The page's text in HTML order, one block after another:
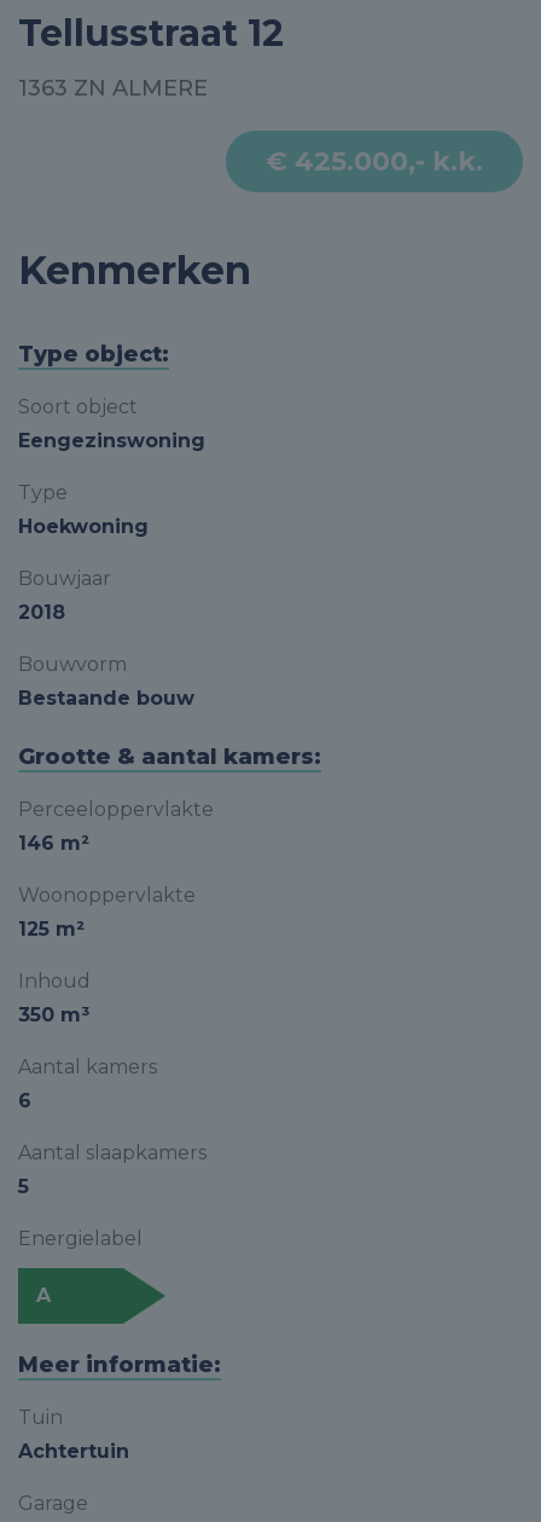
Tellusstraat 12
1363 ZN ALMERE
€ 425.000,- k.k.
Kenmerken
Type object:
Soort object
Eengezinswoning
Type
Hoekwoning
Bouwjaar
2018
Bouwvorm
Bestaande bouw
Grootte & aantal kamers:
Perceeloppervlakte
146 m²
Woonoppervlakte
125 m²
Inhoud
350 m³
Aantal kamers
6
Aantal slaapkamers
5
Energielabel
A
Meer informatie:
Tuin
Achtertuin
Garage